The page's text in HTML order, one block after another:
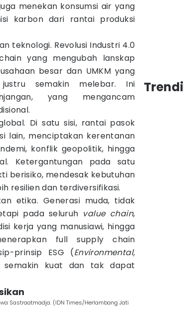
menekan konsumsi air yang
karbon dari rantai produksi
teknologi. Revolusi Industri 4.0
yang mengubah lanskap
besar dan UMKM yang
semakin melebar. Ini
yang mengancam
Di satu sisi, rantai pasok
lain, menciptakan kerentanan
konflik geopolitik, hingga
Ketergantungan pada satu
berisiko, mendesak kebutuhan
resilien dan terdiversifikasi.
etika. Generasi muda, tidak
pada seluruh value chain,
kerja yang manusiawi, hingga
full supply chain
prinsip ESG (Environmental,
semakin kuat dan tak dapat
Sastraatmadja. (IDN Times/Herlambang Jati